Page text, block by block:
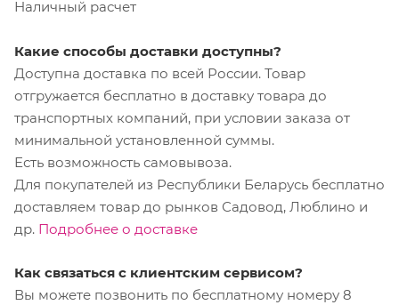
Наличный расчет
Какие способы доставки доступны?
Доступна доставка по всей России. Товар
отгружается бесплатно в доставку товара до
транспортных компаний, при условии заказа от
минимальной установленной суммы.
Есть возможность самовывоза.
Для покупателей из Республики Беларусь бесплатно
доставляем товар до рынков Садовод, Люблино и
др. Подробнее о доставке
Как связаться с клиентским сервисом?
Вы можете позвонить по бесплатному номеру 8